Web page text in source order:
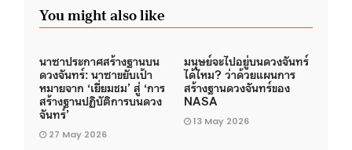
You might also like
นาซาประกาศสร้างฐานบน
ดวงจันทร์: นาซาขยับเป้า
หมายจาก ‘เยี่ยมชม’ สู่ ‘การ
สร้างฐานปฏิบัติการบนดวง
จันทร์’
27 May 2026
มนุษย์จะไปอยู่บนดวงจันทร์
ได้ไหม? ว่าด้วยแผนการ
สร้างฐานดวงจันทร์ของ
NASA
13 May 2026